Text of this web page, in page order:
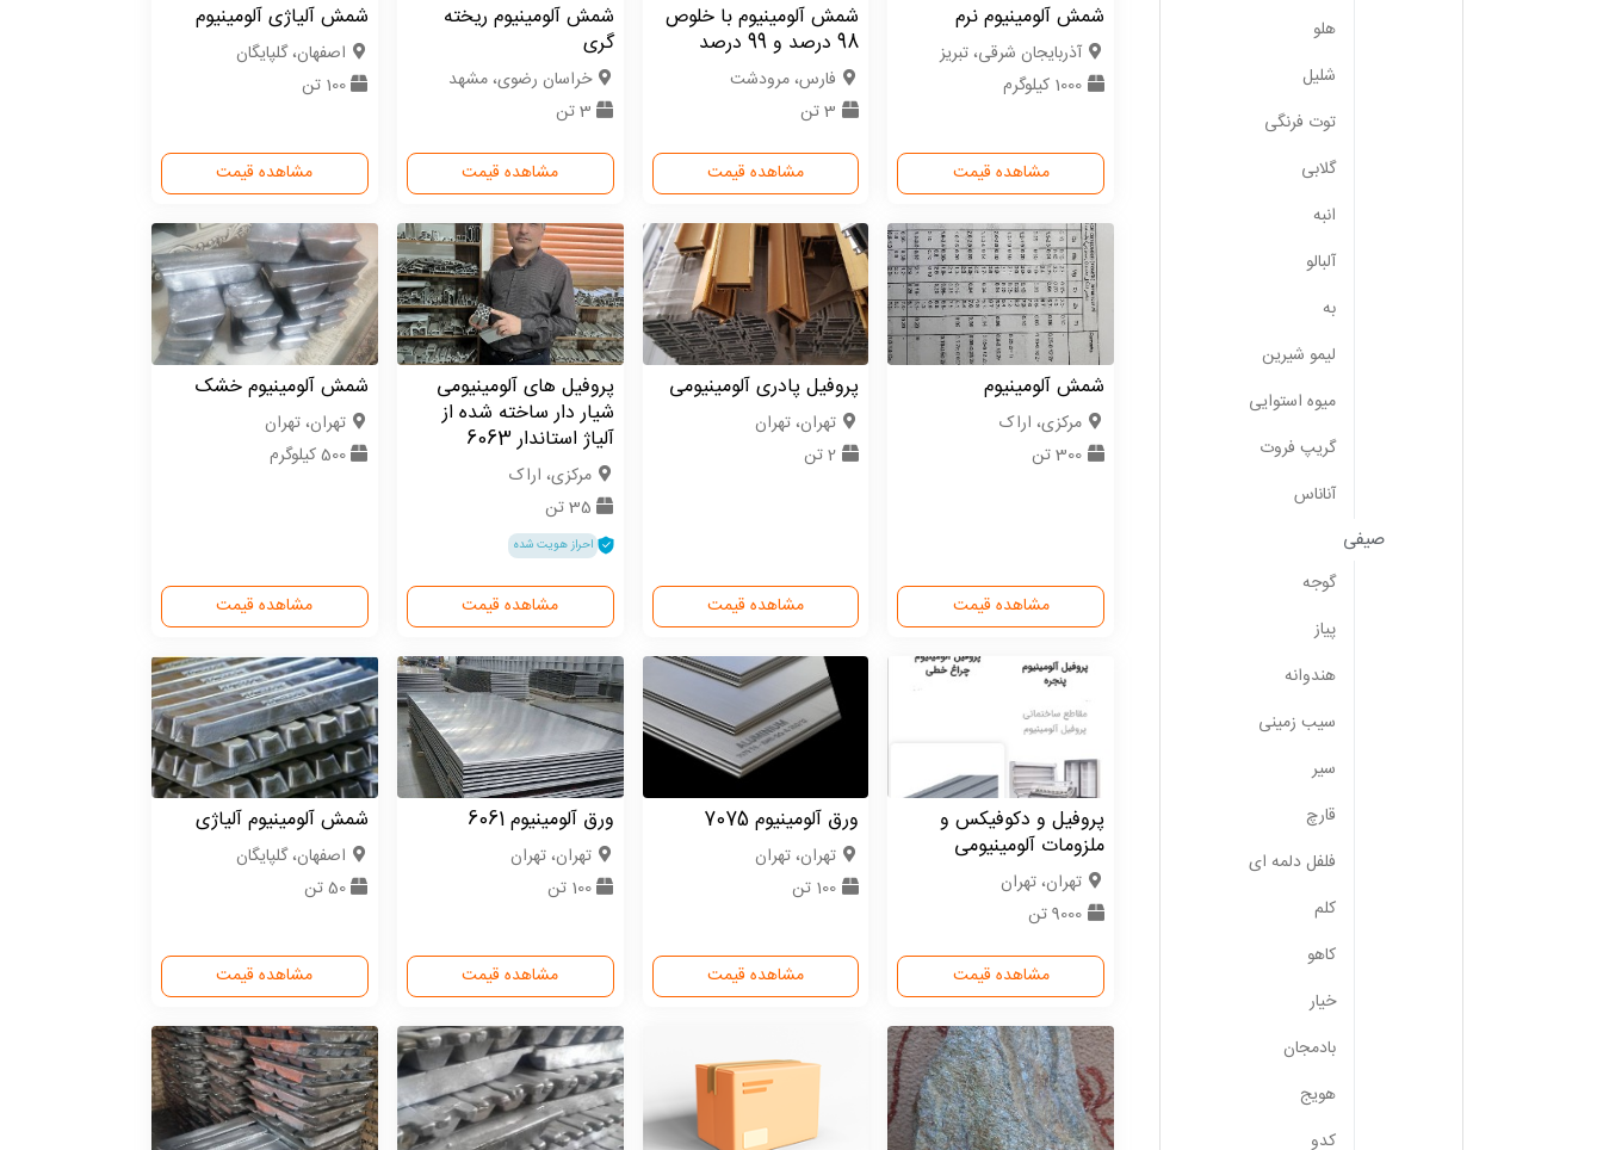
شمش آلومینیوم نرم
آذربایجان شرقی، تبریز
1000 کیلوگرم
مشاهده قیمت
شمش آلومینیوم با خلوص
98 درصد و 99 درصد
فارس، مرودشت
3 تن
مشاهده قیمت
شمش آلومینیوم ریخته
گری
خراسان رضوی، مشهد
3 تن
مشاهده قیمت
شمش آلیاژی آلومینیوم
اصفهان، گلپایگان
100 تن
مشاهده قیمت
شمش آلومینیوم
مركزی، اراک
300 تن
مشاهده قیمت
پروفیل پادری آلومینیومی
تهران، تهران
2 تن
مشاهده قیمت
پروفیل های آلومینیومی
شیار دار ساخته شده از
آلیاژ استاندار 6063
مركزی، اراک
35 تن
احراز هویت شده
مشاهده قیمت
شمش آلومینیوم خشک
تهران، تهران
500 کیلوگرم
مشاهده قیمت
پروفیل و دکوفیکس و
ملزومات آلومینیومی
تهران، تهران
9000 تن
مشاهده قیمت
ورق آلومینیوم 7075
تهران، تهران
100 تن
مشاهده قیمت
ورق آلومینیوم 6061
تهران، تهران
100 تن
مشاهده قیمت
شمش آلومینیوم آلیاژی
اصفهان، گلپایگان
50 تن
مشاهده قیمت
هلو
شلیل
توت فرنگی
گلابی
انبه
آلبالو
به
لیمو شیرین
میوه استوایی
گریپ فروت
آناناس
صیفی
گوجه
پیاز
هندوانه
سیب زمینی
سیر
قارچ
فلفل دلمه ای
کلم
کاهو
خیار
بادمجان
هویج
کدو